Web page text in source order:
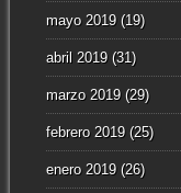
mayo 2019(19)
abril 2019(31)
marzo 2019(29)
febrero 2019(25)
enero 2019(26)